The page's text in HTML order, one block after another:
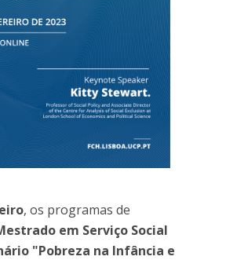
, os programas de
em Serviço Social
"Pobreza na Infância e